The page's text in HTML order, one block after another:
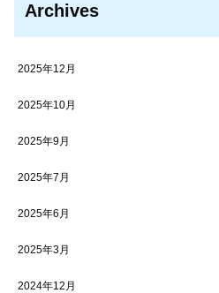
Archives
2025年12月
2025年10月
2025年9月
2025年7月
2025年6月
2025年3月
2024年12月